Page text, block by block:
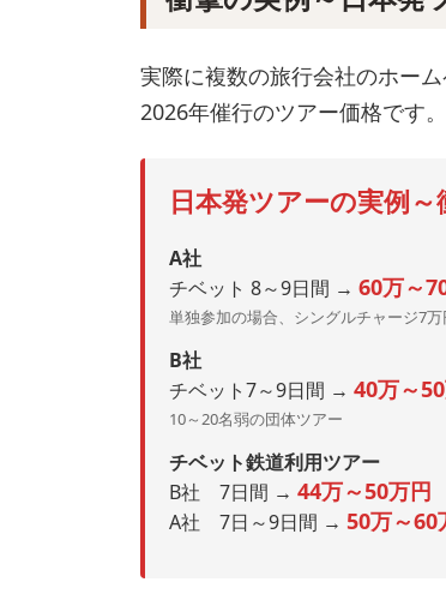
実際に複数の旅行会社のホー
2026年催行のツアー価格です。
日本発ツアーの実例～
A社
チベット 8～9日間 → 60万～
単独参加の場合、シングルチャージ7
B社
チベット7～9日間 → 40万～
10～20名弱の団体ツアー
チベット鉄道利用ツアー
B社 7日間 → 44万～50万円
A社 7日～9日間 → 50万～60